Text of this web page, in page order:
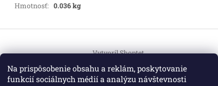
Na prispôsobenie obsahu a reklám, poskytovanie
funkcií sociálnych médií a analýzu návštevnosti
Hmotnosť: 0.036 kg
p
Vytvoril Shoptet
Copyright 2026HEMI Elektro. Všetky práva vyhradené.